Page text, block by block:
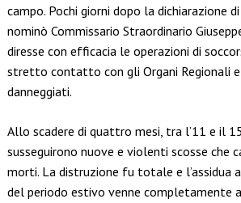
campo. Pochi giorni dopo la dichiarazione
nominò Commissario Straordinario
diresse con efficacia le operazioni di
stretto contatto con gli Organi Regionali e
danneggiati.
Allo scadere di quattro mesi, tra l’11 e il
susseguirono nuove e violenti scosse che
morti. La distruzione fu totale e l’assidua
del periodo estivo venne completamente